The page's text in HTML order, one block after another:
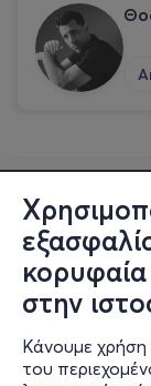
στην
Κάνουμε χρήση
του